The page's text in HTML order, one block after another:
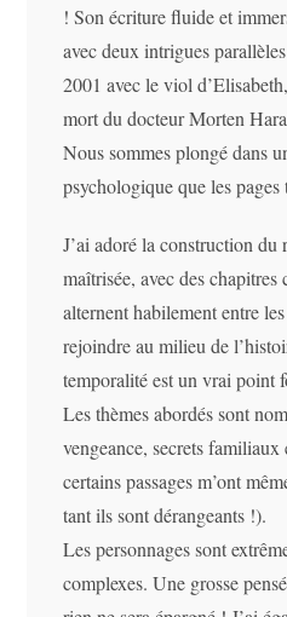
! Son écriture fluide et
avec deux intrigues
2001 avec le viol
mort du docteur Morten
Nous sommes plongé dans
psychologique que les pages
J’ai adoré la construction du
maîtrisée, avec des
alternent habilement entre
rejoindre au milieu de
temporalité est un vrai point
Les thèmes abordés sont
vengeance, secrets
certains passages m’ont
tant ils sont dérangeants !).
Les personnages sont
complexes. Une grosse